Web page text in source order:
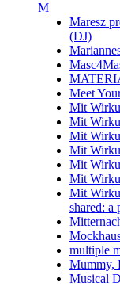
M
Maresz
(DJ)
Meet
Mit
Mit
Mit
Mit
Mit
Mit
Mit
shared: a
multiple
Mummy,
Musical